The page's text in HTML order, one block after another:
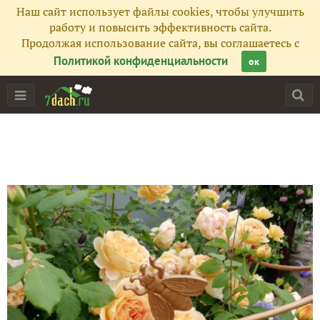
Наш сайт использует файлы cookies, чтобы улучшить
работу и повысить эффективность сайта.
Продолжая использование сайта, вы соглашаетесь с
Политикой конфиденциальности
ок
Все публикации 97
Фото 67
Сейчас обсуждают